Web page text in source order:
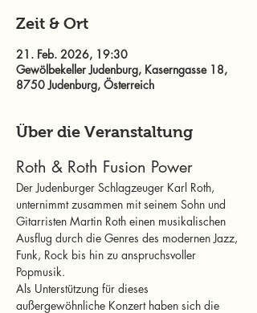
Zeit & Ort
21. Feb. 2026, 19:30
Gewölbekeller Judenburg, Kaserngasse 18,
8750 Judenburg, Österreich
Über die Veranstaltung
Roth & Roth Fusion Power
Der Judenburger Schlagzeuger Karl Roth,
unternimmt zusammen mit seinem Sohn und
Gitarristen Martin Roth einen musikalischen
Ausflug durch die Genres des modernen Jazz,
Funk, Rock bis hin zu anspruchsvoller
Popmusik.
Als Unterstützung für dieses
außergewöhnliche Konzert haben sich die